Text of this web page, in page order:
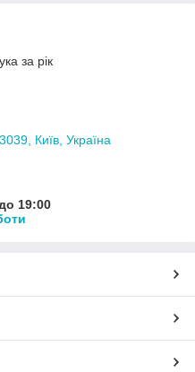
за рік
Київ, Україна
19:00